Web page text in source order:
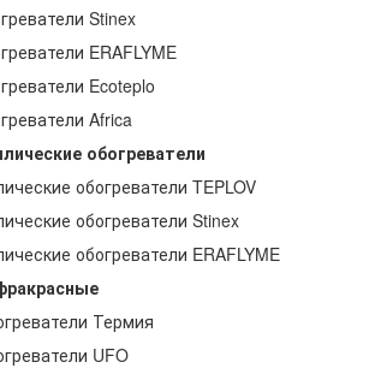
Stinex
ERAFLYME
Ecoteplo
Africa
обогреватели
обогреватели TEPLOV
обогреватели Stinex
обогреватели ERAFLYME
Термия
UFO